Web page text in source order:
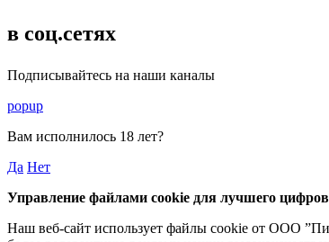
в соц.сетях
Подписывайтесь на наши каналы
popup
Вам исполнилось 18 лет?
Да Нет
Управление файлами cookie для лучшего
Наш веб-сайт использует файлы cookie от ООО